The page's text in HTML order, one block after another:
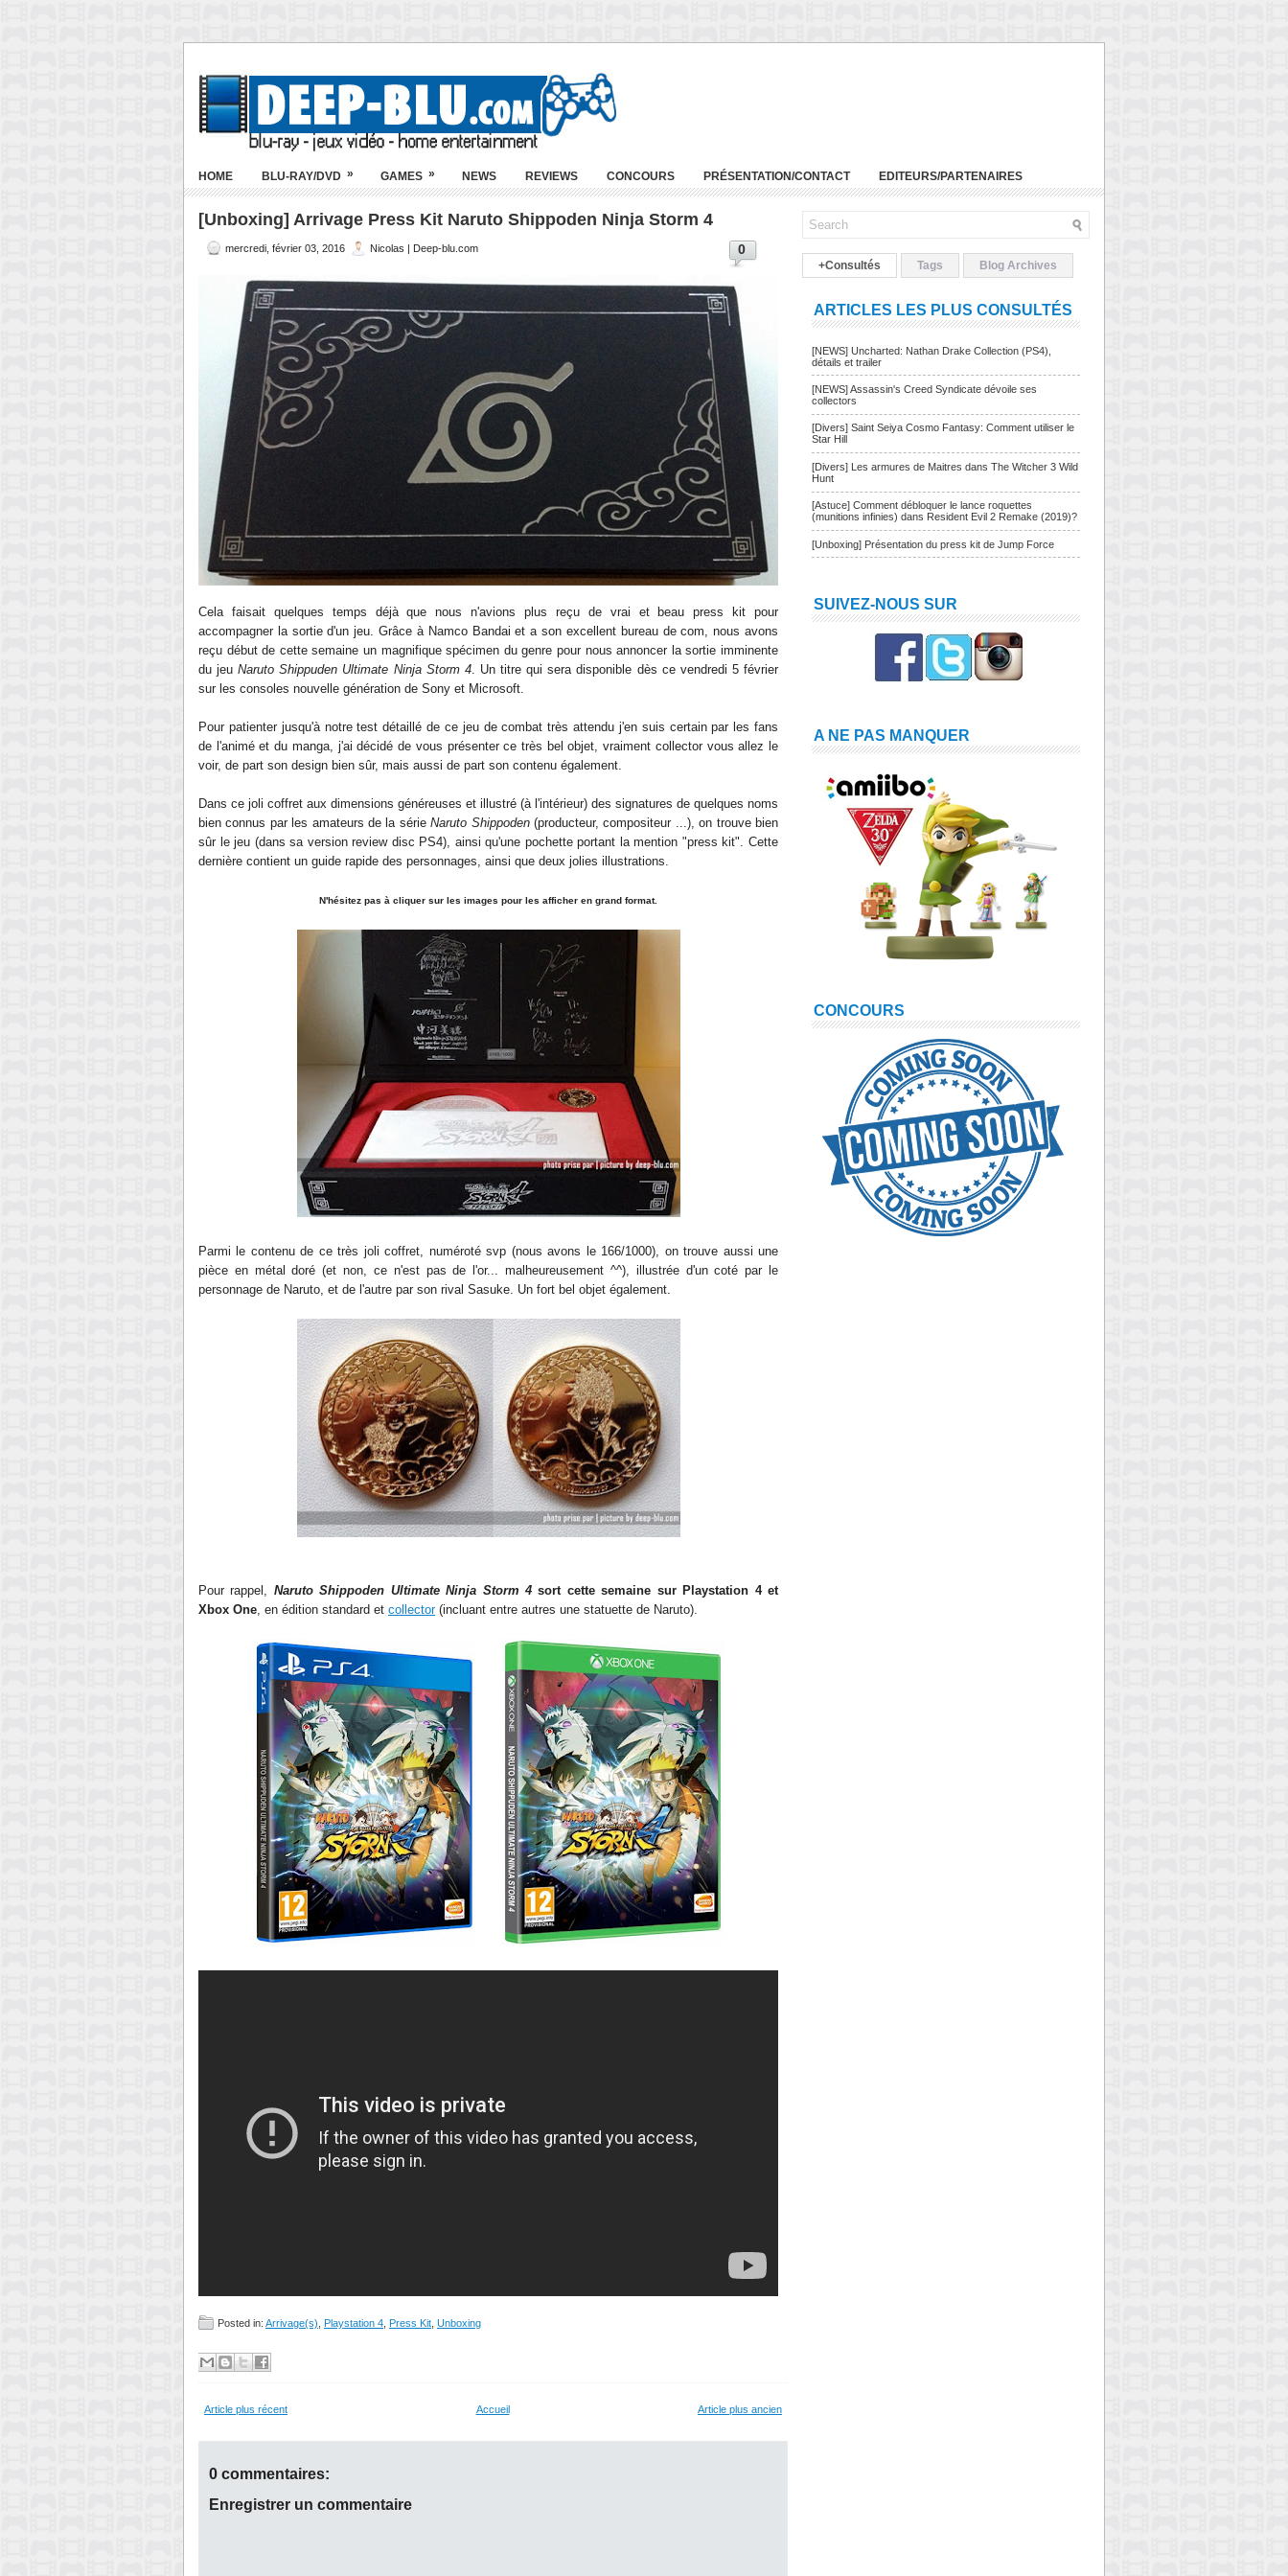
HOME BLU-RAY/DVD » GAMES » NEWS REVIEWS CONCOURS PRÉSENTATION/CONTACT EDITEURS/PARTENAIRES
[Unboxing] Arrivage Press Kit Naruto Shippoden Ninja Storm 4
mercredi, février 03, 2016 Nicolas | Deep-blu.com 0
Cela faisait quelques temps déjà que nous n'avions plus reçu de vrai et beau press kit pour
accompagner la sortie d'un jeu. Grâce à Namco Bandai et a son excellent bureau de com, nous avons
reçu début de cette semaine un magnifique spécimen du genre pour nous annoncer la sortie imminente
du jeuNaruto Shippuden Ultimate Ninja Storm 4. Un titre qui sera disponible dès ce vendredi 5 février
sur les consoles nouvelle génération de Sony et Microsoft.
Pour patienter jusqu'ànotre test détaillé de ce jeu de combat très attendu j'en suis certain par les fans
de l'animé et du manga, j'ai décidé de vous présenter ce très bel objet, vraiment collector vous allez le
voir, de part son design bien sûr, mais aussi de part son contenu également.
Dans ce joli coffret aux dimensions généreuses et illustré (à l'intérieur) des signatures de quelques noms
bien connus par les amateursde la sérieNaruto Shippoden(producteur, compositeur ...), on trouve bien
sûr le jeu (dans sa version review disc PS4), ainsi qu'une pochette portant la mention "press kit". Cette
dernière contient un guide rapide des personnages, ainsi que deux jolies illustrations.
N'hésitez pas à cliquer sur les images pour les afficher en grand format.
Parmi le contenu de ce très joli coffret, numéroté svp (nous avons le 166/1000), on trouve aussi une
pièce en métal doré (et non, cen'est pas de l'or... malheureusement ^^), illustrée d'un coté par le
personnage de Naruto, et de l'autre par son rival Sasuke. Un fort bel objet également.
Pour rappel, Naruto Shippoden Ultimate Ninja Storm 4 sort cette semaine sur Playstation 4 et
Xbox One, en édition standard et collector(incluant entre autres une statuette de Naruto).
Posted in: Arrivage(s) Playstation 4 Press Kit Unboxing
Article plus récent Article plus ancien
Accueil
0 commentaires:
Enregistrer un commentaire
+Consultés Tags Blog Archives
ARTICLES LES PLUS CONSULTÉS
[NEWS] Uncharted: Nathan Drake Collection (PS4),
détails et trailer
[NEWS] Assassin's Creed Syndicate dévoile ses
collectors
[Divers] Saint Seiya Cosmo Fantasy: Comment utiliser le
Star Hill
[Divers] Les armures de Maitres dans The Witcher 3 Wild
Hunt
[Astuce] Comment débloquer le lance roquettes
(munitions infinies) dans Resident Evil 2 Remake (2019)?
[Unboxing] Présentation du press kit de Jump Force
SUIVEZ-NOUS SUR
A NE PAS MANQUER
CONCOURS